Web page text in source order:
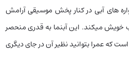
های آبی در کنار پخش موسیقی آرامش
میکند. این آبنما به قدری منحصر
که عمرا بتوانید نظیر آن در جای دیگری